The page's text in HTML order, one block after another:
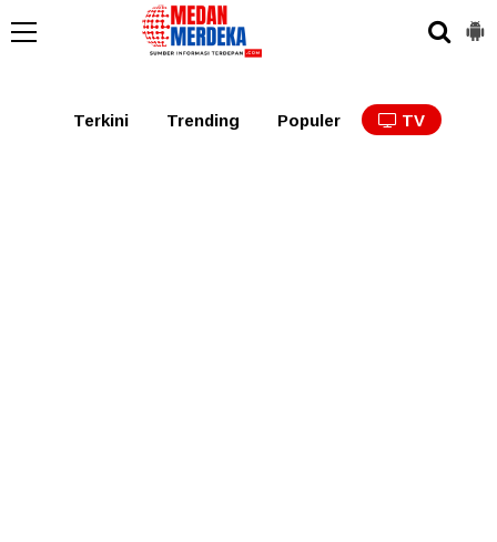
Tabagsel Tapanuli
Terkini Trending Populer TV